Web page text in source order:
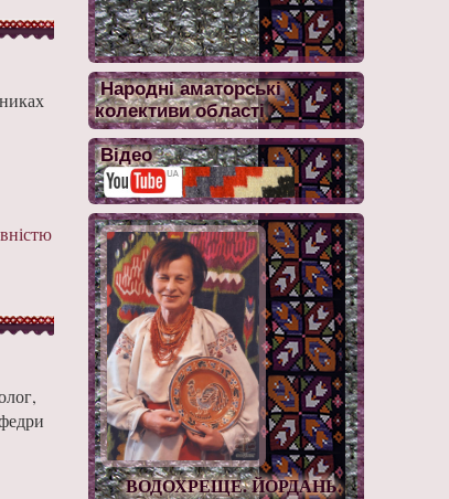
Народні аматорські
колективи області
Відео
ВОДОХРЕЩЕ. ЙОРДАНЬ.